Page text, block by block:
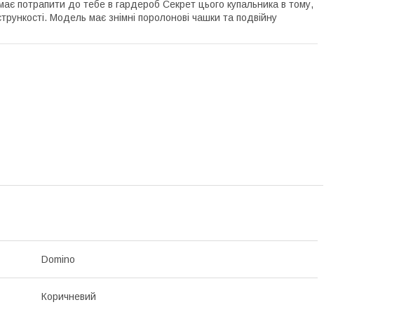
потрапити до тебе в гардероб Секрет цього купальника в тому,
Модель має знімні поролонові чашки та подвійну
Domino
Коричневий